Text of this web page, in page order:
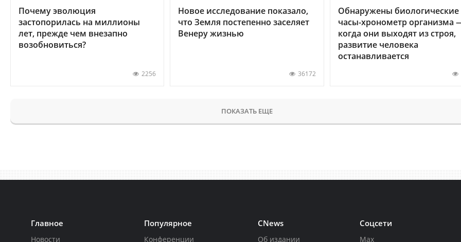
Почему эволюция
застопорилась на миллионы
лет, прежде чем внезапно
возобновиться?
2256
Новое исследование показало,
что Земля постепенно заселяет
Венеру жизнью
36172
Обнаружены биологические
часы-хронометр организма
когда они выходят из строя,
развитие человека
останавливается
ПОКАЗАТЬ ЕЩЕ
Главное
Новости
Популярное
Конференции
CNews
Об издании
Соцсети
Max